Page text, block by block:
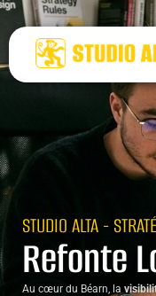
STUDIO ALTA -
Refonte
Au cœur du Béarn, la